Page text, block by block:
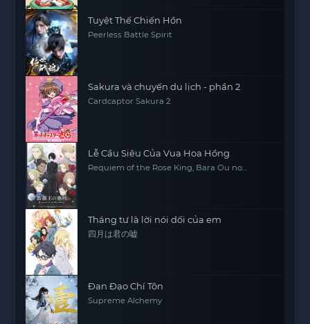
Tuyệt Thế Chiến Hồn
Peerless Battle Spirit
Sakura và chuyến du lịch - phần 2
Cardcaptor Sakura 2
Lễ Cầu Siêu Của Vua Hoa Hồng
Requiem of the Rose King, Bara Ou no
Tháng tư là lời nói dối của em
四月は君の嘘
Đan Đạo Chí Tôn
Supreme Alchemy